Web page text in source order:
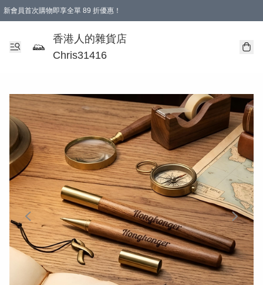
新會員首次購物即享全單 89 折優惠！
購物滿 HKD 499.00即享免運費優惠！（適用於 本地送貨、本地取貨 )
【滿 $300 專屬驚喜：無聲信物（最後一批）】
香港人的雜貨店
Chris31416